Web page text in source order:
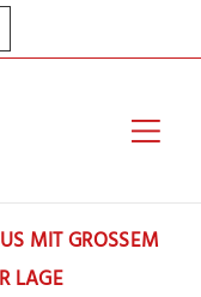
MIT GROSSEM G